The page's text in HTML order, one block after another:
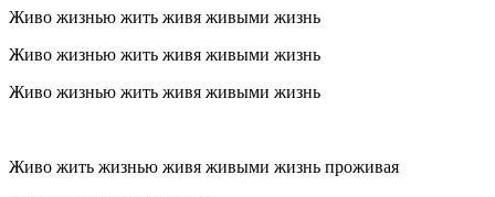
Живо жизнью жить живя живыми жизнь
Живо жизнью жить живя живыми жизнь
Живо жизнью жить живя живыми жизнь
Живо жить жизнью живя живыми жизнь проживая